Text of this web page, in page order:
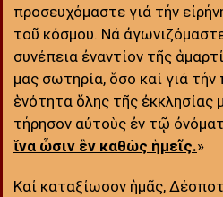
προσευχόμαστε γιά τήν
τοῦ κόσμου. Νά
συνέπεια ἐναντίον τῆς
μας σωτηρία, ὅσο καί γιά τήν
ἑνότητα ὅλης τῆς ἐκκλησίας
τήρησον αὐτοὺς ἐν τῷ
ἵνα ὦσιν ἓν καθὼς ἡμεῖς.»
Καί καταξίωσον ἡμᾶς,